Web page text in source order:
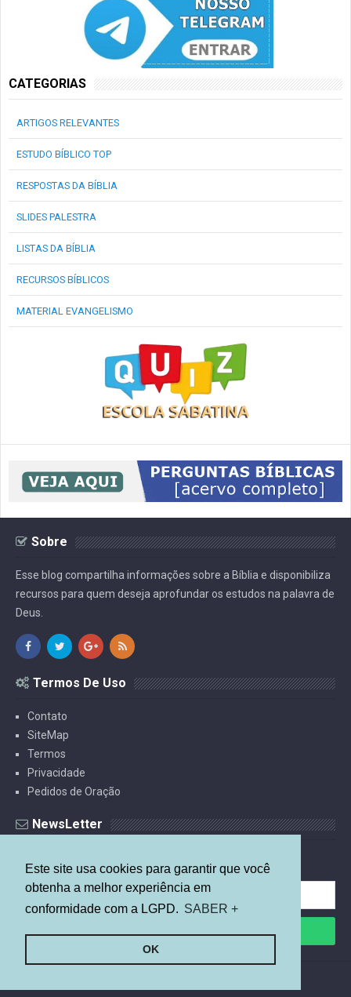
Este site usa cookies para garantir que você
obtenha a melhor experiência em
conformidade com a LGPD. SABER +
OK
CATEGORIAS
ARTIGOS RELEVANTES
ESTUDO BÍBLICO TOP
RESPOSTAS DA BÍBLIA
SLIDES PALESTRA
LISTAS DA BÍBLIA
RECURSOS BÍBLICOS
MATERIAL EVANGELISMO
Sobre
Esse blog compartilha informações sobre a Bíblia e disponibiliza
recursos para quem deseja aprofundar os estudos na palavra de
Deus.
Termos De Uso
Contato
SiteMap
Termos
Privacidade
Pedidos de Oração
NewsLetter
©2026Mais Relevante